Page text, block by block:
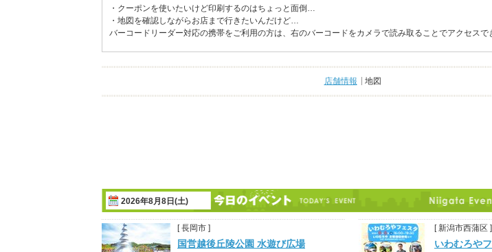
・クーポンを使いたいけど印刷するのはちょっと面倒…
・地図を確認しながらお店まで行きたいんだけど…
バーコードリーダー対応の携帯をご利用の方は、右のバーコードをカメラで読み取ることでアクセスで
店舗情報 地図
2026年8月8日(土)
[ 長岡市 ]
国営越後丘陵公園 水遊び広場
[ 新潟市西蒲区 ]
いわむろや